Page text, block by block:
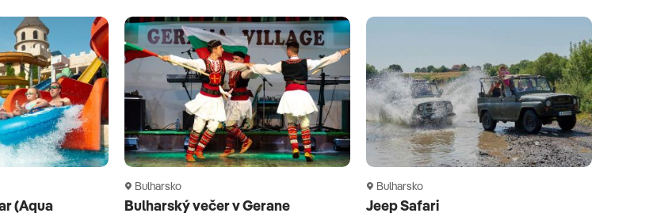
(Aqua
Bulharsko
Bulharský večer v Gerane
Bulharsko
Jeep Safari